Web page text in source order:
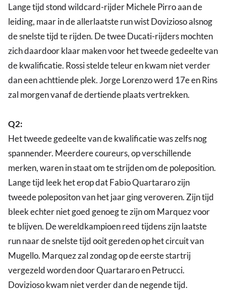
Lange tijd stond wildcard-rijder Michele Pirro aan de
leiding, maar in de allerlaatste run wist Dovizioso alsnog
de snelste tijd te rijden. De twee Ducati-rijders mochten
zich daardoor klaar maken voor het tweede gedeelte van
de kwalificatie. Rossi stelde teleur en kwam niet verder
dan een achttiende plek. Jorge Lorenzo werd 17e en Rins
zal morgen vanaf de dertiende plaats vertrekken.
Q2:
Het tweede gedeelte van de kwalificatie was zelfs nog
spannender. Meerdere coureurs, op verschillende
merken, waren in staat om te strijden om de poleposition.
Lange tijd leek het erop dat Fabio Quartararo zijn
tweede polepositon van het jaar ging veroveren. Zijn tijd
bleek echter niet goed genoeg te zijn om Marquez voor
te blijven. De wereldkampioen reed tijdens zijn laatste
run naar de snelste tijd ooit gereden op het circuit van
Mugello. Marquez zal zondag op de eerste startrij
vergezeld worden door Quartararo en Petrucci.
Dovizioso kwam niet verder dan de negende tijd.